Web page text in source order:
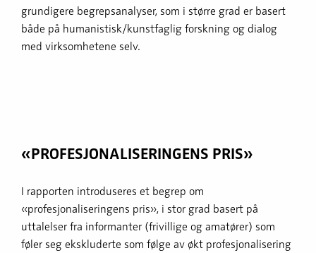
grundigere begrepsanalyser, som i større grad er basert
både på humanistisk/kunstfaglig forskning og dialog
med virksomhetene selv.
«PROFESJO­NALISERINGENS PRIS»
I rapporten introduseres et begrep om
«profesjonaliseringens pris», i stor grad basert på
uttalelser fra informanter (frivillige og amatører) som
føler seg ekskluderte som følge av økt profesjonalisering